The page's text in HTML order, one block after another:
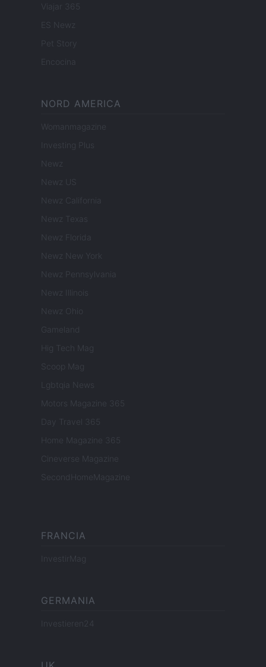
Viajar 365
ES Newz
Pet Story
Encocina
NORD AMERICA
Womanmagazine
Investing Plus
Newz
Newz US
Newz California
Newz Texas
Newz Florida
Newz New York
Newz Pennsylvania
Newz Illinois
Newz Ohio
Gameland
Hig Tech Mag
Scoop Mag
Lgbtqia News
Motors Magazine 365
Day Travel 365
Home Magazine 365
Cineverse Magazine
SecondHomeMagazine
FRANCIA
InvestirMag
GERMANIA
Investieren24